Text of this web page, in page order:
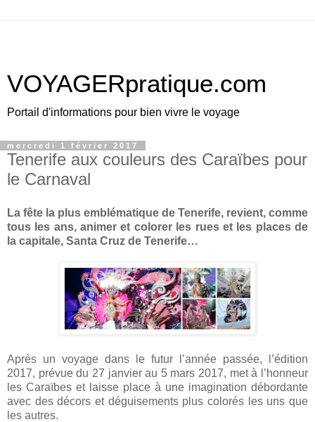
VOYAGERpratique.com
Portail d'informations pour bien vivre le voyage
mercredi 1 février 2017
Tenerife aux couleurs des Caraïbes pour
le Carnaval
La fête la plus emblématique de Tenerife, revient, comme
tous les ans, animer et colorer les rues et les places de
la capitale, Santa Cruz de Tenerife…
Après un voyage dans le futur l’année passée, l’édition
2017, prévue du 27 janvier au 5 mars 2017, met à l’honneur
les Caraïbes et laisse place à une imagination débordante
avec des décors et déguisements plus colorés les uns que
les autres.